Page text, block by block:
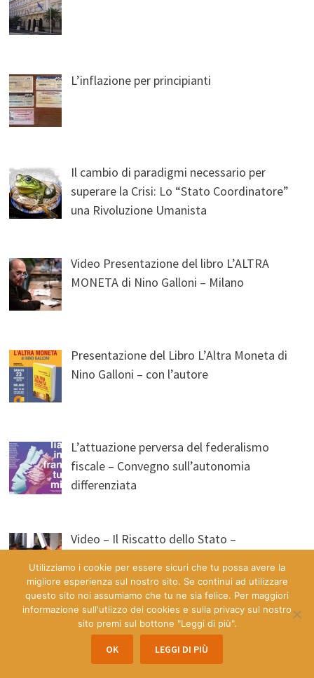
L’inflazione per principianti
Il cambio di paradigmi necessario per
superare la Crisi: Lo “Stato Coordinatore”
una Rivoluzione Umanista
Video Presentazione del libro L’ALTRA
MONETA di Nino Galloni – Milano
Presentazione del Libro L’Altra Moneta di
Nino Galloni – con l’autore
L’attuazione perversa del federalismo
fiscale – Convegno sull’autonomia
differenziata
Video – Il Riscatto dello Stato –
di Thomas Fazi
Video dell’evento Lo “Stato Coordinatore”
una Rivoluzione Umanista
Utilizziamo i cookie per essere sicuri che tu possa avere la
migliore esperienza sul nostro sito. Se continui ad utilizzare
questo sito noi assumiamo che tu ne sia felice. Per maggiori
informazione sull'utlizzo dei cookies e sulla privacy sul nostro
sito premi sul bottone "Leggi di più".
OK LEGGI DI PIÙ